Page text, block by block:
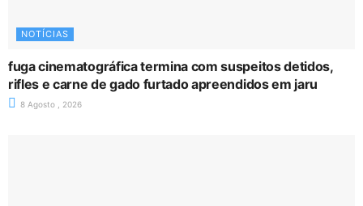
NOTÍCIAS
fuga cinematográfica termina com suspeitos detidos,
rifles e carne de gado furtado apreendidos em jaru
8 Agosto , 2026